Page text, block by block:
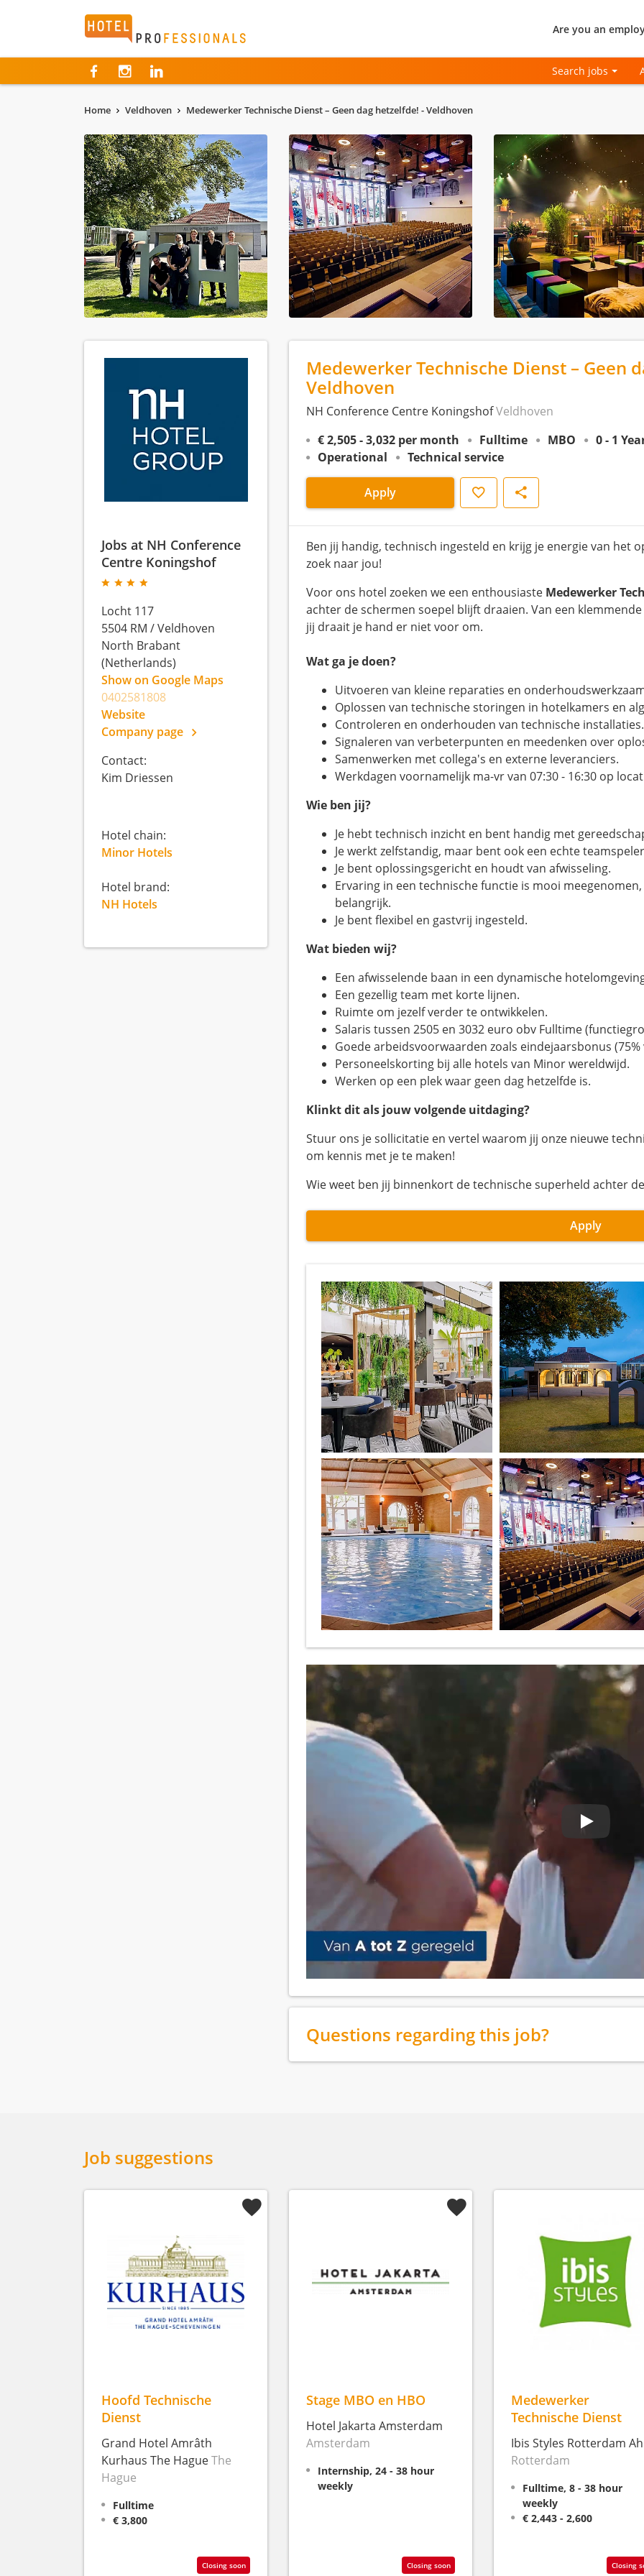
Hotelprofessionals Are you an
Search jobs
Home Veldhoven Medewerker Technische Dienst – Geen dag hetzelfde! - Veldhoven
Medewerker Technische Dienst – Geen
Veldhoven
NH Conference Centre KoningshofVeldhoven
€ 2,505 - 3,032 per month
Fulltime MBO
0 - 1
Operational
Technical service
Apply Save Share
Ben jij handig, technisch ingesteld en krijg je energie van het
zoek naar jou!
Voor ons hotel zoeken we een enthousiaste Medewerker
achter de schermen soepel blijft draaien. Van een
jij draait je hand er niet voor om.
Wat ga je doen?
Uitvoeren van kleine reparaties en
Oplossen van technische storingen in hotelkamers en
Controleren en onderhouden van technische installaties.
Signaleren van verbeterpunten en meedenken over
Samenwerken met collega's en externe leveranciers.
Werkdagen voornamelijk ma-vr van 07:30 - 16:30 op
Wie ben jij?
Je hebt technisch inzicht en bent handig met
Je werkt zelfstandig, maar bent ook een echte
Je bent oplossingsgericht en houdt van afwisseling.
Ervaring in een technische functie is mooi
belangrijk.
Je bent flexibel en gastvrij ingesteld.
Wat bieden wij?
Een afwisselende baan in een dynamische
Een gezellig team met korte lijnen.
Ruimte om jezelf verder te ontwikkelen.
Salaris tussen 2505 en 3032 euro obv Fulltime
Goede arbeidsvoorwaarden zoals eindejaarsbonus
Personeelskorting bij alle hotels van Minor wereldwijd.
Werken op een plek waar geen dag hetzelfde is.
Klinkt dit als jouw volgende uitdaging?
Stuur ons je sollicitatie en vertel waarom jij onze nieuwe
om kennis met je te maken!
Wie weet ben jij binnenkort de technische superheld achter
Apply
Questions regarding this job?
Jobs at NH Conference
Centre Koningshof
Locht 117
5504 RM /Veldhoven
North Brabant
(Netherlands)
Show on Google Maps
0402581808
Website
Company page
Contact:
Kim Driessen
Hotel chain:
Minor Hotels
Hotel brand:
NH Hotels
Job suggestions
Hoofd Technische
Dienst
Grand Hotel Amrâth
Kurhaus The HagueThe
Hague
Fulltime
€ 3,800
Closing soon
Stage MBO en HBO
Hotel Jakarta Amsterdam
Amsterdam
Internship, 24 - 38 hour
weekly
Closing soon
Medewerker
Technische Dienst
Ibis Styles Rotterdam
Rotterdam
Fulltime, 8 - 38 hour
weekly
€ 2,443 - 2,600
Closing